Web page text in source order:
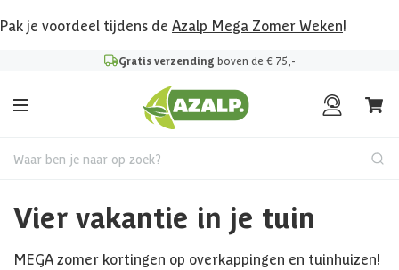
Pak je voordeel tijdens de Azalp Mega Zomer Weken!
Gratis verzending boven de € 75,-
Waar ben je naar op zoek?
Vier vakantie in je tuin
MEGA zomer kortingen op overkappingen en tuinhuizen!